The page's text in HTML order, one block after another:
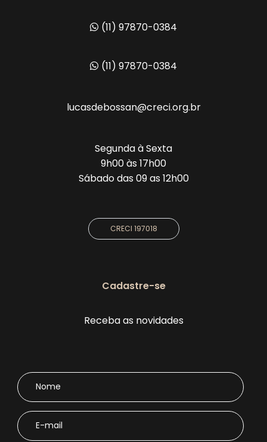
(11) 97870-0384
(11) 97870-0384
lucasdebossan@creci.org.br
Segunda à Sexta
9h00 às 17h00
Sábado das 09 as 12h00
CRECI 197018
Cadastre-se
Receba as novidades